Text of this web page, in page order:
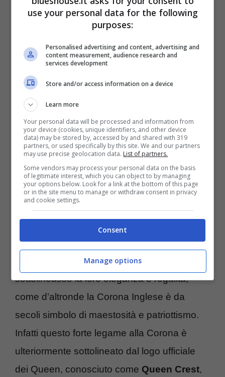
mancarono importanti collaborazioni, ad
della storia musicale, stiamo parlando di
Under Pressure
David Bowie
che balzò in testa a tutte le classifiche inglesi
in pochissimi giorni.
Curiosità
Forse non tutti sanno che Queen fu un nome
pensato e proposto dallo stesso Freddie
desiderava per la sua band un nome corto e
facile da ricordare, ma che allo stesso tempo
sottolineasse la loro eleganza e regalità,
come d’altronde la Corona Inglese è da
secoli simbolo di maestosità e patriottismo.
Infatti questo forte legame alla Corona è
ulteriormente sottolineato dal logo ufficiale
dei Queen, conosciuto come Queen Crest,
use your personal data for the following
purposes:
Personalised advertising and content, advertising and
content measurement, audience research and
services development
Store and/or access information on a device
Learn more
Your personal data will be processed and information from
your device (cookies, unique identifiers, and other device
data) may be stored by, accessed by and shared with 319
partners, or used specifically by this site. We and our partners
may use precise geolocation data. List of partners.
Some vendors may process your personal data on the basis
of legitimate interest, which you can object to by managing
your options below. Look for a link at the bottom of this page
or in the site menu to manage or withdraw consent in privacy
and cookie settings.
Consent
Manage options